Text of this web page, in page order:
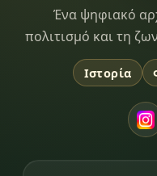
Dimitsana.gr
Ένα ψηφιακό
πολιτισμό και τη
Ιστορία